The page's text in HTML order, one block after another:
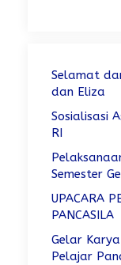
Selamat
dan Eliza
Sosialisasi
RI
Semester
UPACARA
PANCASILA
Gelar
Pelajar